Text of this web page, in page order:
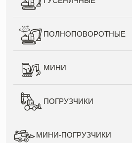
ПОЛНОПОВОРОТНЫЕ
МИНИ
ПОГРУЗЧИКИ
МИНИ-ПОГРУЗЧИКИ